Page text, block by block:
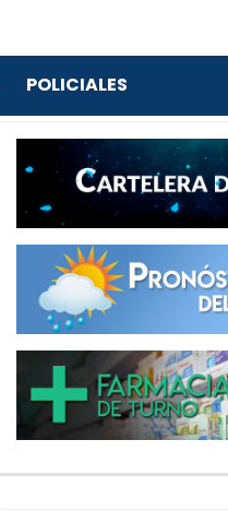
POLICIALES